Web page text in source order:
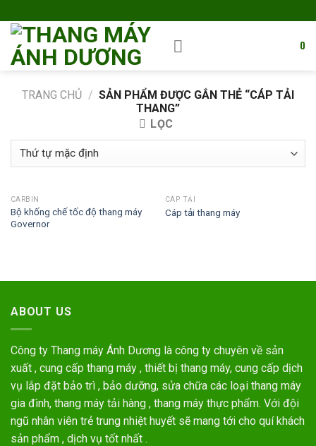
to
content
0
TRANG CHỦ / SẢN PHẨM ĐƯỢC GẮN THẺ “CÁP TẢI
THANG”
LỌC
CARBIN
Bộ khống chế tốc độ thang máy
Governor
CÁP TẢI
Cáp tải thang máy
ABOUT US
Công ty Thang máy Ánh Dương là công ty chuyên về sản
xuất , cung cấp thang máy , thiết bị thang máy, cung cấp dịch
vụ lắp đặt bảo trì , bảo dưỡng, sửa chữa các loại thang máy
gia đình, thang máy tải hàng , thang máy thực phẩm. Với đội
ngũ nhân viên trẻ trung nhiệt huyết sẽ mang tới cho quí khách
sản phẩm , dịch vụ tốt nhất .